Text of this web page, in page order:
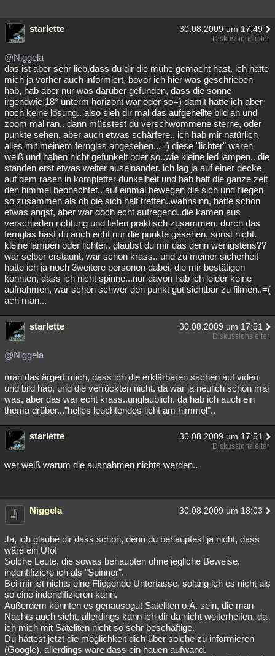
starlette 30.08.2009 um 17:49
Diskussionsleiter
@Niggela
das ist aber sehr lieb,dass du dir die mühe gemacht hast. ich hatte
mich ja vorher auch informiert, bovor ich hier was geschrieben
hab, hab aber nur was darüber gefunden, dass die sonne
irgendwie 18° unterm horizont war oder so=) damit hatte ich aber
noch keine lösung.. also sieh dir mal das aufgehellte bild an und
zoom mal ran.. dann müsstest du verschwommene sterne, oder
punkte sehen. aber auch etwas schärfere.. ich hab mir natürlich
alles mit meinem fernglas angesehen...=) diese "lichter" waren
weiß und haben nicht gefunkelt oder so..wie kleine led lampen.. die
standen erst etwas weiter auseinander. ich lag ja auf einer decke
auf dem rasen in kompletter dunkelheit und hab halt die ganze zeit
den himmel beobachtet.. auf einmal bewegen die sich und fliegen
so zusammen als ob die sich halt treffen..wahnsinn, hatte schon
etwas angst, aber war doch echt aufregend..die kamen aus
verschieden richtung und liefen praktisch zusammen. durch das
fernglas hast du auch echt nur die punkte gesehen, sonst nicht.
kleine lampen oder lichter.. glaubst du mir das denn wenigstens??
war selber erstaunt, war schon krass.. und zu meiner sicherheit
hatte ich ja noch 3weitere personen dabei, die mir bestätigen
konnten, dass ich nicht spinne...nur davon hab ich leider keine
aufnahmen, war schon schwer den punkt gut sichtbar zu filmen..=(
ach man...
starlette 30.08.2009 um 17:51
Diskussionsleiter
@Niggela
man das ärgert mich, dass ich die erklärbaren sachen auf video
und bild hab, und die verrückten nicht. da war ja neulich schon mal
was, aber das war echt krass..unglaublich. da hab ich auch ein
thema drüber..."helles leuchtendes licht am himmel"..
starlette 30.08.2009 um 17:51
Diskussionsleiter
wer weiß warum die ausnahmen nichts werden..
Niggela 30.08.2009 um 18:03
Ja, ich glaube dir dass schon, denn du behauptest ja nicht, dass
wäre ein Ufo!
Solche Leute, die sowas behaupten ohne jegliche Beweise,
indentifiziere ich als "Spinner".
Bei mir ist nichts eine Fliegende Untertasse, solang ich es nicht als
so eine indendifizieren kann.
Außerdem könnten es genausogut Sateliten o.Ä. sein, die man
Nachts auch sieht, allerdings kann ich dir da nicht weiterhelfen, da
ich mich mit Sateliten nicht so sehr beschäftige.
Du hättest jetzt die möglichkeit dich über solche zu informieren
(Google), allerdings wäre dass ein hauen aufwand.